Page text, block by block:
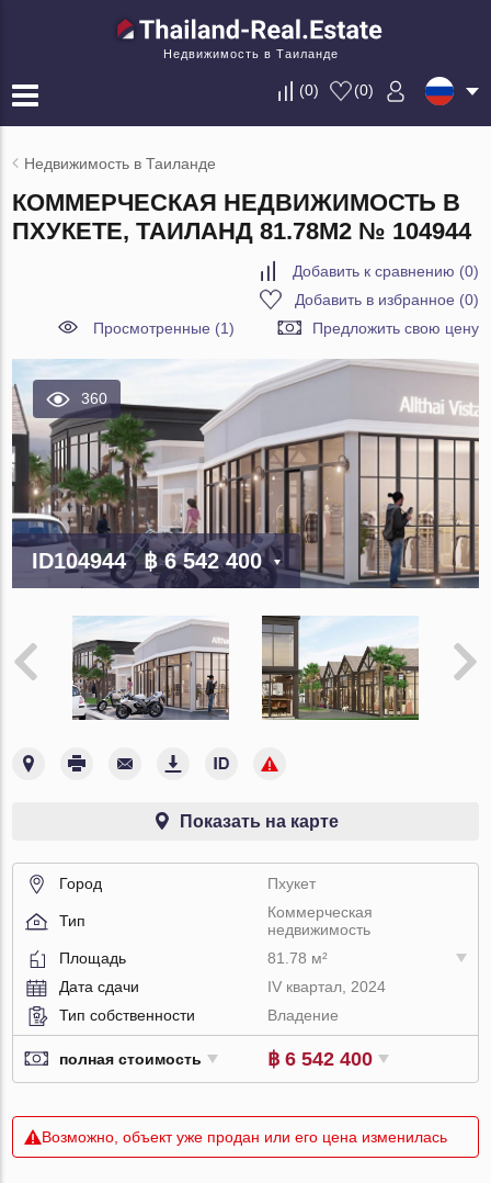
Недвижимость в Таиланде
(0) (0)
Недвижимость в Таиланде
КОММЕРЧЕСКАЯ НЕДВИЖИМОСТЬ В
ПХУКЕТЕ, ТАИЛАНД 81.78М2 № 104944
Добавить к сравнению (0)
Добавить в избранное (0)
Просмотренные (1)
Предложить свою цену
360
ID104944 ฿ 6 542 400
Показать на карте
Город Пхукет
Тип
Коммерческая
недвижимость
Площадь
81.78 м²
Дата сдачи
IV квартал, 2024
Тип собственности
Владение
полная стоимость ฿ 6 542 400
Возможно, объект уже продан или его цена изменилась